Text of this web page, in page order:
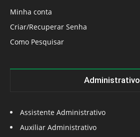
Minha conta
Criar/Recuperar Senha
Como Pesquisar
Administrativo
Assistente Administrativo
Auxiliar Administrativo